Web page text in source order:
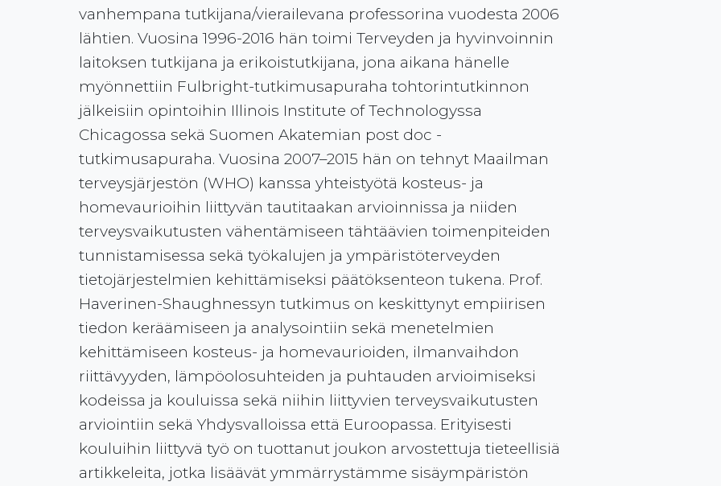
vanhempana tutkijana/vierailevana professorina vuodesta 2006
lähtien. Vuosina 1996-2016 hän toimi Terveyden ja hyvinvoinnin
laitoksen tutkijana ja erikoistutkijana, jona aikana hänelle
myönnettiin Fulbright-tutkimusapuraha tohtorintutkinnon
jälkeisiin opintoihin Illinois Institute of Technologyssa
Chicagossa sekä Suomen Akatemian post doc -
tutkimusapuraha. Vuosina 2007–2015 hän on tehnyt Maailman
terveysjärjestön (WHO) kanssa yhteistyötä kosteus- ja
homevaurioihin liittyvän tautitaakan arvioinnissa ja niiden
terveysvaikutusten vähentämiseen tähtäävien toimenpiteiden
tunnistamisessa sekä työkalujen ja ympäristöterveyden
tietojärjestelmien kehittämiseksi päätöksenteon tukena. Prof.
Haverinen-Shaughnessyn tutkimus on keskittynyt empiirisen
tiedon keräämiseen ja analysointiin sekä menetelmien
kehittämiseen kosteus- ja homevaurioiden, ilmanvaihdon
riittävyyden, lämpöolosuhteiden ja puhtauden arvioimiseksi
kodeissa ja kouluissa sekä niihin liittyvien terveysvaikutusten
arviointiin sekä Yhdysvalloissa että Euroopassa. Erityisesti
kouluihin liittyvä työ on tuottanut joukon arvostettuja tieteellisiä
artikkeleita, jotka lisäävät ymmärrystämme sisäympäristön